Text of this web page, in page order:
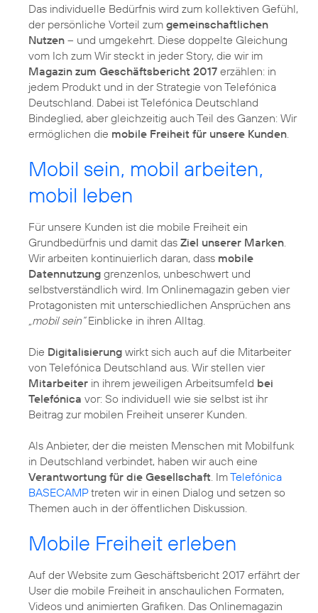
Das individuelle Bedürfnis wird zum kollektiven Gefühl,
der persönliche Vorteil zum gemeinschaftlichen
Nutzen – und umgekehrt. Diese doppelte Gleichung
vom Ich zum Wir steckt in jeder Story, die wir im
Magazin zum Geschäftsbericht 2017 erzählen: in
jedem Produkt und in der Strategie von Telefónica
Deutschland. Dabei ist Telefónica Deutschland
Bindeglied, aber gleichzeitig auch Teil des Ganzen: Wir
ermöglichen die mobile Freiheit für unsere Kunden
Mobil sein, mobil arbeiten,
mobil leben
Für unsere Kunden ist die mobile Freiheit ein
Grundbedürfnis und damit das Ziel unserer Marken
Wir arbeiten kontinuierlich daran, dass mobile
Datennutzung grenzenlos, unbeschwert und
selbstverständlich wird. Im Onlinemagazin geben vier
Protagonisten mit unterschiedlichen Ansprüchen ans
„mobil sein“Einblicke in ihren Alltag.
Die Digitalisierung wirkt sich auch auf die Mitarbeiter
von Telefónica Deutschland aus. Wir stellen vier
Mitarbeiter in ihrem jeweiligen Arbeitsumfeld bei
Telefónica vor: So individuell wie sie selbst ist ihr
Beitrag zur mobilen Freiheit unserer Kunden.
Als Anbieter, der die meisten Menschen mit Mobilfunk
in Deutschland verbindet, haben wir auch eine
Verantwortung für die Gesellschaft . ImTelefónica
BASECAMPtreten wir in einen Dialog und setzen so
Themen auch in der öffentlichen Diskussion.
Mobile Freiheit erleben
Auf der Website zum Geschäftsbericht 2017 erfährt der
User die mobile Freiheit in anschaulichen Formaten,
Videos und animierten Grafiken. Das Onlinemagazin